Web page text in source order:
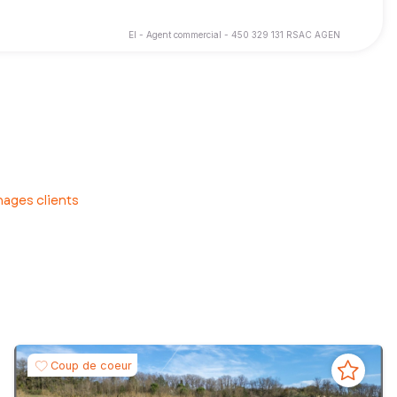
EI - Agent commercial - 450 329 131 RSAC AGEN
clients
Coup de coeur